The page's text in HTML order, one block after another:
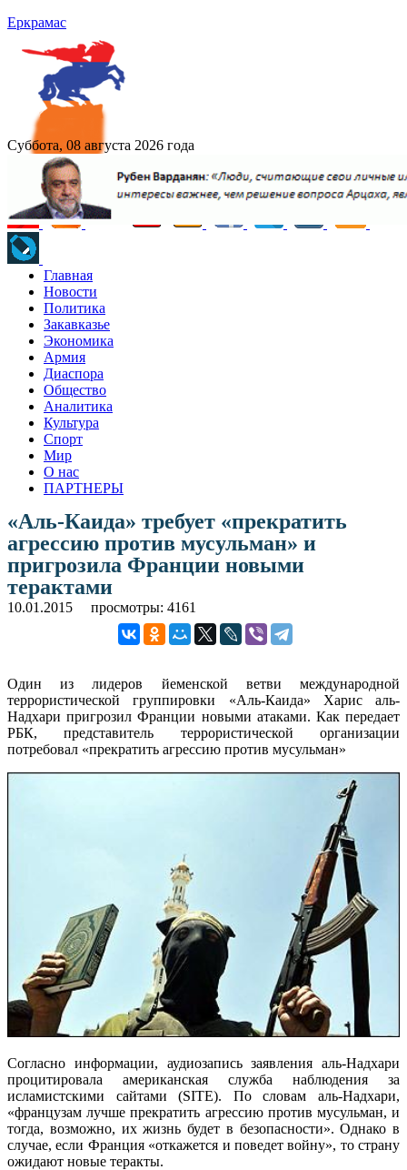
Еркрамас
Суббота, 08 августа 2026 года
Главная
Новости
Политика
Закавказье
Экономика
Армия
Диаспора
Общество
Аналитика
Культура
Спорт
Мир
О нас
ПАРТНЕРЫ
«Аль-Каида» требует «прекратить
агрессию против мусульман» и
пригрозила Франции новыми
терактами
10.01.2015 просмотры: 4161
Один из лидеров йеменской ветви международной
террористической группировки «Аль-Каида» Харис аль-
Надхари пригрозил Франции новыми атаками. Как передает
РБК, представитель террористической организации
потребовал «прекратить агрессию против мусульман»
Согласно информации, аудиозапись заявления аль-Надхари
процитировала американская служба наблюдения за
исламистскими сайтами (SITE). По словам аль-Надхари,
«французам лучше прекратить агрессию против мусульман, и
тогда, возможно, их жизнь будет в безопасности». Однако в
случае, если Франция «откажется и поведет войну», то страну
ожидают новые теракты.